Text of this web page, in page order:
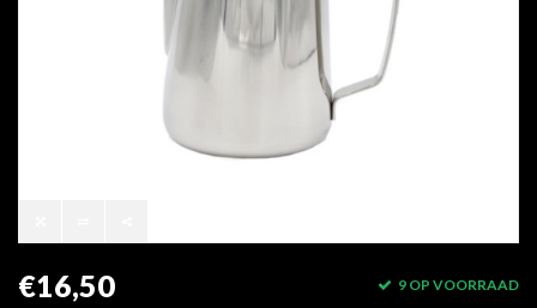
€16,50 9 OP VOORRAAD